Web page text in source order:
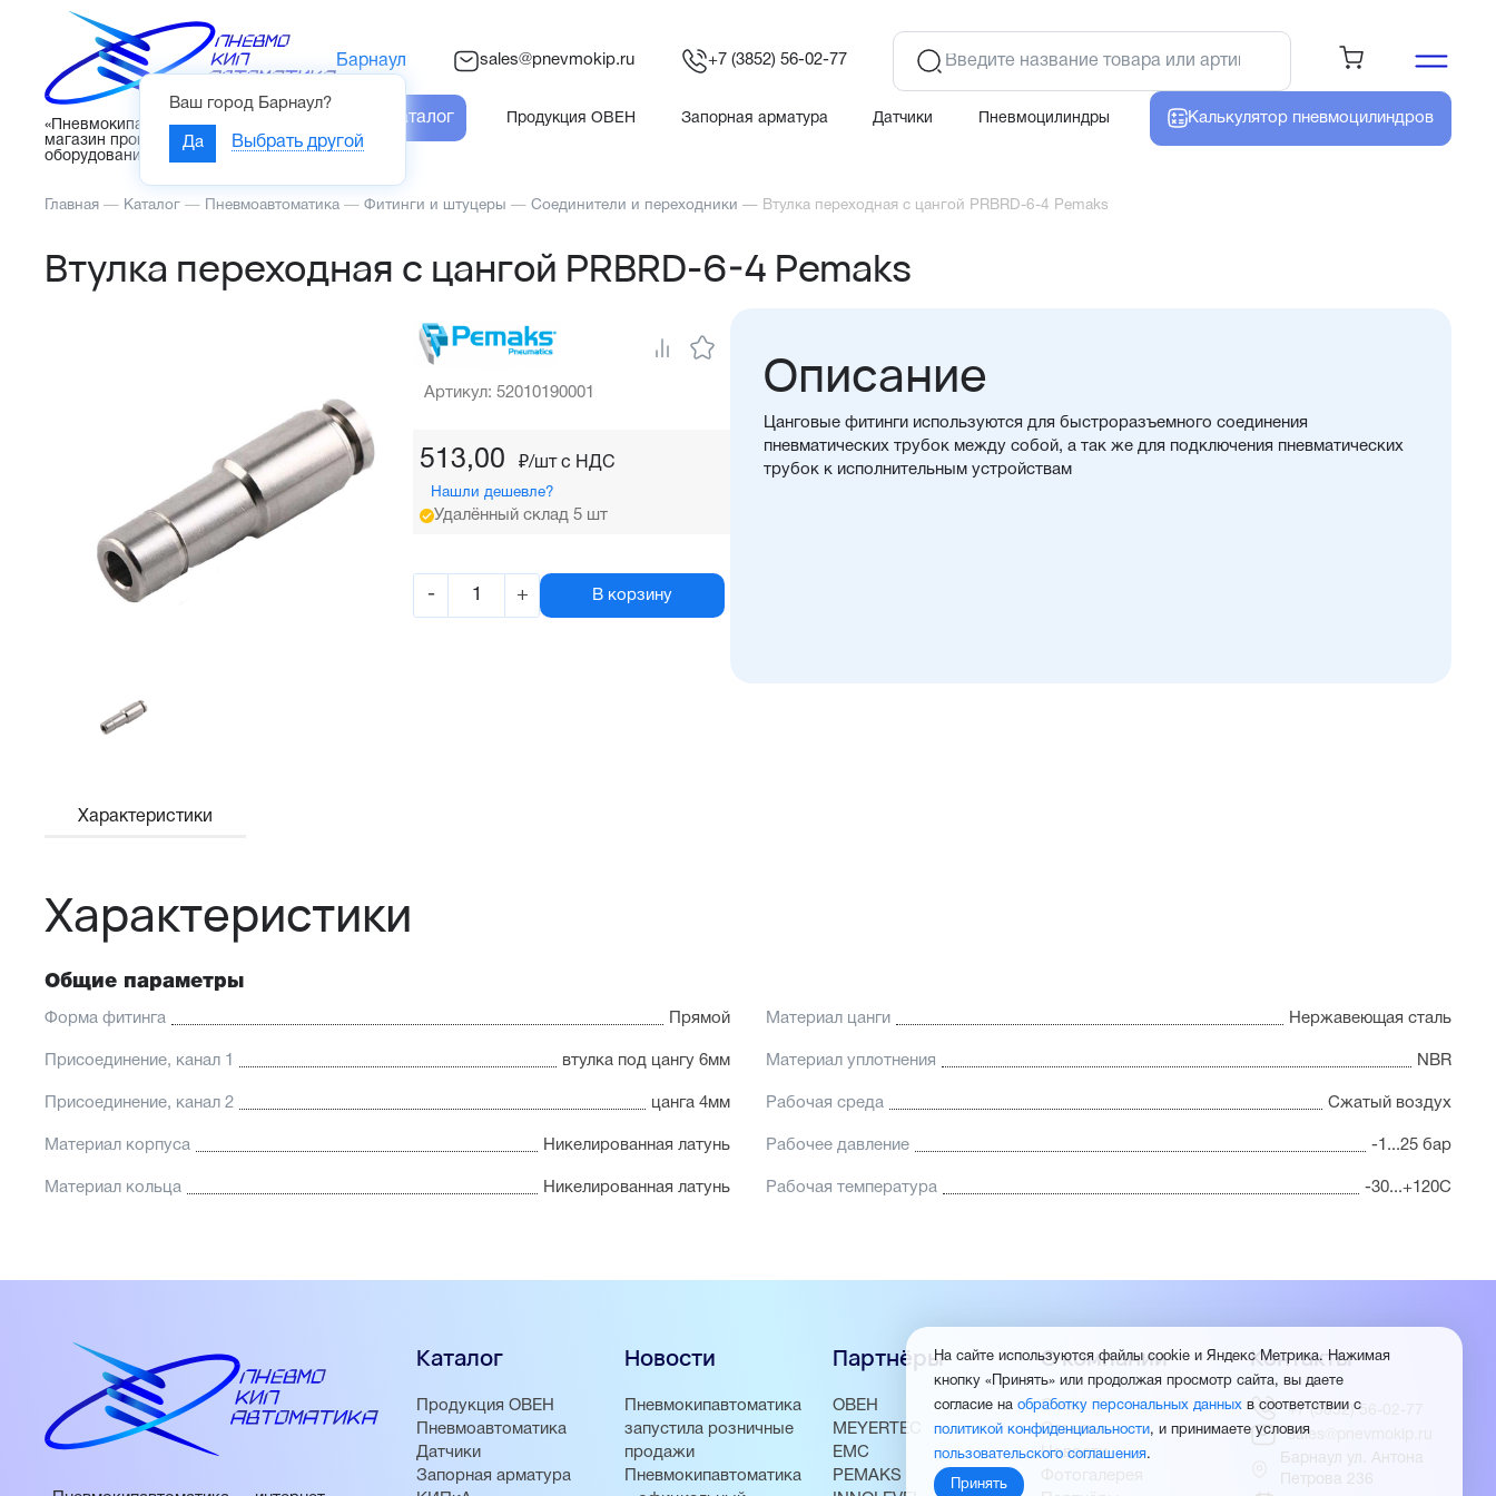
«Пневмокипавтоматика» – интернет-
магазин промышленного
оборудования
Барнаул
Ваш город Барнаул?
Да Выбрать другой
sales@pnevmokip.ru +7 (3852) 56-02-77
Каталог Продукция ОВЕН Запорная арматура Датчики Пневмоцилиндры Калькулятор пневмоцилиндров
Главная — Каталог — Пневмоавтоматика — Фитинги и штуцеры — Соединители и переходники — Втулка переходная с цангой PRBRD-6-4 Pemaks
Втулка переходная с цангой PRBRD-6-4 Pemaks
Артикул: 52010190001
513,00 ₽/шт c НДС
Нашли дешевле?
Удалённый склад 5 шт
- + В корзину
Описание
Цанговые фитинги используются для быстроразъемного соединения
пневматических трубок между собой, а так же для подключения пневматических
трубок к исполнительным устройствам
Характеристики
Характеристики
Общие параметры
Форма фитинга Прямой Материал цанги Нержавеющая сталь
Присоединение, канал 1 втулка под цангу 6мм Материал уплотнения NBR
Присоединение, канал 2 цанга 4мм Рабочая среда Сжатый воздух
Материал корпуса Никелированная латунь Рабочее давление -1...25 бар
Материал кольца Никелированная латунь Рабочая температура -30...+120С
Каталог
Продукция ОВЕН
Пневмоавтоматика
Датчики
Запорная арматура
Новости
Пневмокипавтоматика
запустила розничные
продажи
Пневмокипавтоматика
Партнёры
ОВЕН
MEYERTEC
EMC
PEMAKS
О компании
О нас
Отзывы
Новости
Фотогалерея
Контакты
+7 (3852) 56-02-77
sales@pnevmokip.ru
Барнаул ул. Антона
Петрова 236
На сайте используются файлы cookie и Яндекс Метрика. Нажимая
кнопку «Принять» или продолжая просмотр сайта, вы даете
согласие на обработку персональных данных в соответствии с
политикой конфиденциальности, и принимаете условия
пользовательского соглашения.
Принять